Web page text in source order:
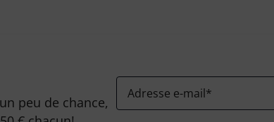
peu de chance,
Adresse e-mail*